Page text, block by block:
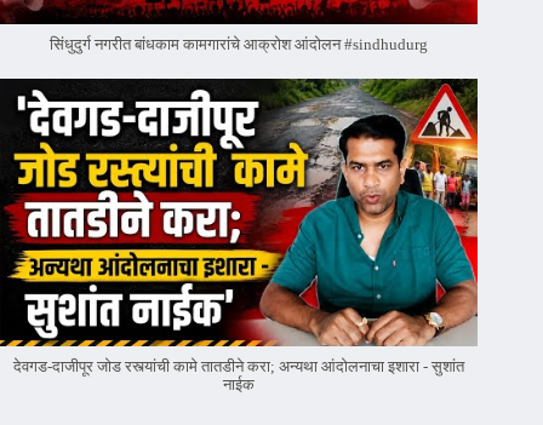
सिंधुदुर्ग नगरीत बांधकाम कामगारांचे आक्रोश आंदोलन #sindhudurg
देवगड-दाजीपूर जोड रस्त्यांची कामे तातडीने करा; अन्यथा आंदोलनाचा इशारा - सुशांत
नाईक